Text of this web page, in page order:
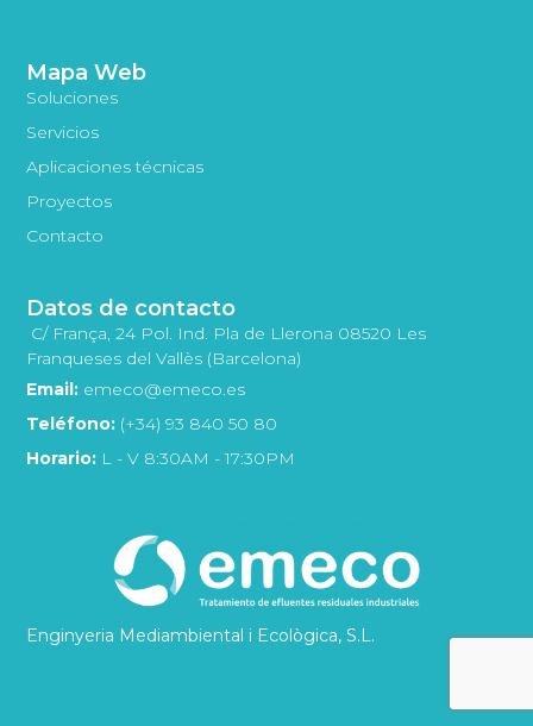
Enginyeria Mediambiental i Ecològica, S.L.
Mapa Web
Soluciones
Servicios
Aplicaciones técnicas
Proyectos
Contacto
Datos de contacto
C/ França, 24 Pol. Ind. Pla de Llerona 08520 Les
Franqueses del Vallès (Barcelona)
Email: emeco@emeco.es
Teléfono: (+34) 93 840 50 80
Horario: L - V 8:30AM - 17:30PM